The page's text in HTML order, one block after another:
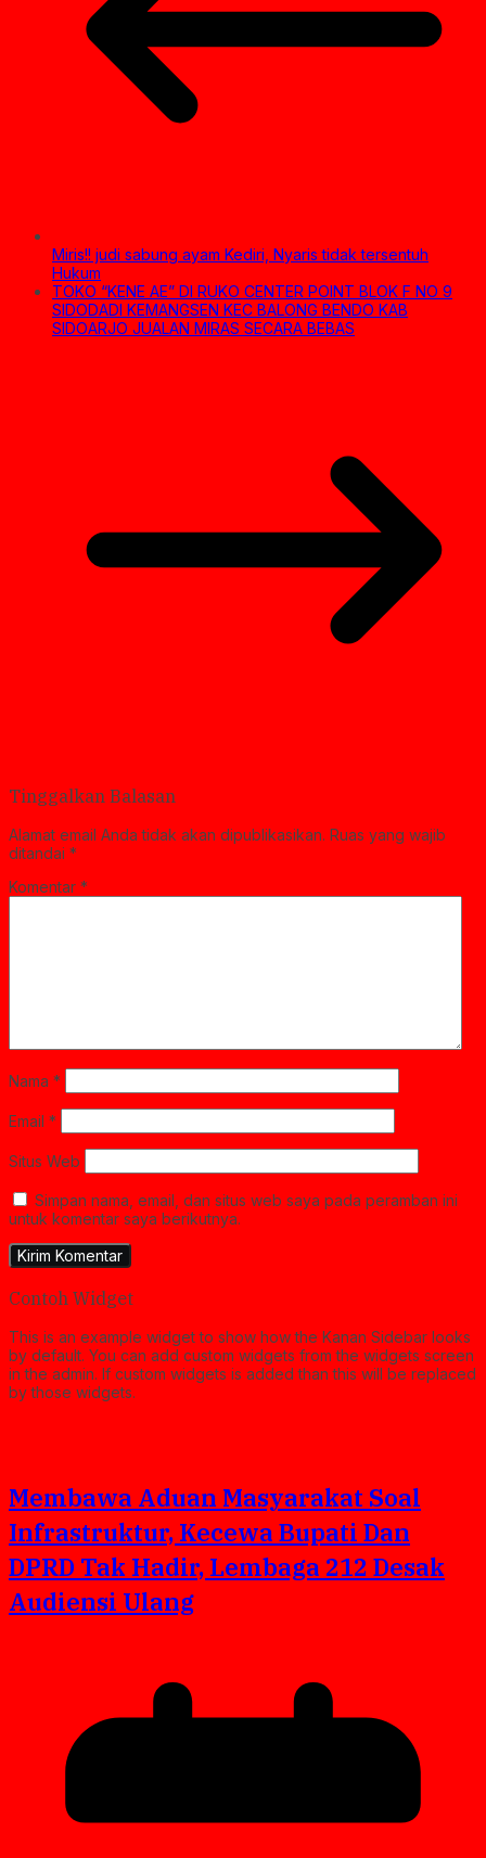
Miris!! judi sabung ayam Kediri, Nyaris tidak tersentuh
Hukum
TOKO “KENE AE” DI RUKO CENTER POINT BLOK F NO 9
SIDODADI KEMANGSEN KEC BALONG BENDO KAB
SIDOARJO JUALAN MIRAS SECARA BEBAS
Tinggalkan Balasan
Alamat email Anda tidak akan dipublikasikan. Ruas yang wajib
ditandai *
Komentar *
Nama *
Email *
Situs Web
Simpan nama, email, dan situs web saya pada peramban ini
untuk komentar saya berikutnya.
Contoh Widget
This is an example widget to show how the Kanan Sidebar looks
by default. You can add custom widgets from the widgets screen
in the admin. If custom widgets is added than this will be replaced
by those widgets.
Membawa Aduan Masyarakat Soal
Infrastruktur, Kecewa Bupati Dan
DPRD Tak Hadir, Lembaga 212 Desak
Audiensi Ulang